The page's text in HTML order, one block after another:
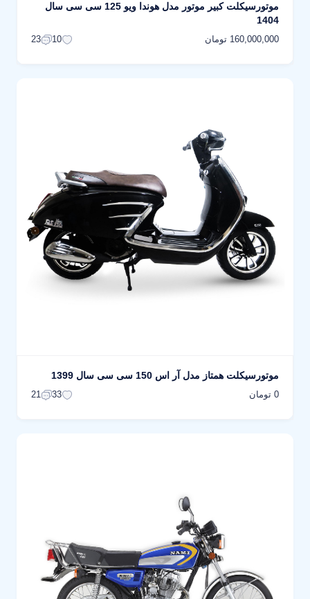
موتورسیکلت کبیر موتور مدل هوندا ویو 125 سی سی سال
1404
160,000,000 تومان 10
23
موتورسیکلت همتاز مدل آر اس 150 سی سی سال 1399
0 تومان 33
21